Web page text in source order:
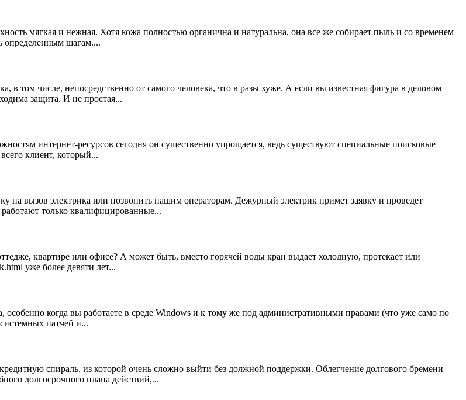
мягкая и нежная. Хотя кожа полностью органична и натуральна, она все же собирает пыль и со временем
определенным шагам....
том числе, непосредственно от самого человека, что в разы хуже. А если вы известная фигура в деловом
защита. И не простая...
интернет-ресурсов сегодня он существенно упрощается, ведь существуют специальные поисковые
клиент, который...
на вызов электрика или позвонить нашим операторам. Дежурный электрик примет заявку и проведет
только квалифицированные...
квартире или офисе? А может быть, вместо горячей воды кран выдает холодную, протекает или
уже более девяти лет...
когда вы работаете в среде Windows и к тому же под административными правами (что уже само по
патчей и...
спираль, из которой очень сложно выйти без должной поддержки. Облегчение долгового бремени
долгосрочного плана действий,...